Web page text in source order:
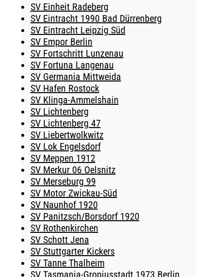
SV Einheit Radeberg
SV Eintracht 1990 Bad Dürrenberg
SV Eintracht Leipzig Süd
SV Empor Berlin
SV Fortschritt Lunzenau
SV Fortuna Langenau
SV Germania Mittweida
SV Hafen Rostock
SV Klinga-Ammelshain
SV Lichtenberg
SV Lichtenberg 47
SV Liebertwolkwitz
SV Lok Engelsdorf
SV Meppen 1912
SV Merkur 06 Oelsnitz
SV Merseburg 99
SV Motor Zwickau-Süd
SV Naunhof 1920
SV Panitzsch/​Borsdorf 1920
SV Rothenkirchen
SV Schott Jena
SV Stuttgarter Kickers
SV Tanne Thalheim
SV Tasmania-Gropiusstadt 1973 Berlin